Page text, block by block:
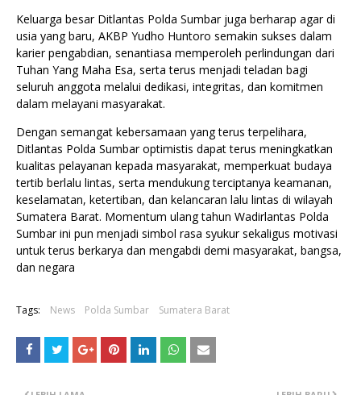
Keluarga besar Ditlantas Polda Sumbar juga berharap agar di
usia yang baru, AKBP Yudho Huntoro semakin sukses dalam
karier pengabdian, senantiasa memperoleh perlindungan dari
Tuhan Yang Maha Esa, serta terus menjadi teladan bagi
seluruh anggota melalui dedikasi, integritas, dan komitmen
dalam melayani masyarakat.
Dengan semangat kebersamaan yang terus terpelihara,
Ditlantas Polda Sumbar optimistis dapat terus meningkatkan
kualitas pelayanan kepada masyarakat, memperkuat budaya
tertib berlalu lintas, serta mendukung terciptanya keamanan,
keselamatan, ketertiban, dan kelancaran lalu lintas di wilayah
Sumatera Barat. Momentum ulang tahun Wadirlantas Polda
Sumbar ini pun menjadi simbol rasa syukur sekaligus motivasi
untuk terus berkarya dan mengabdi demi masyarakat, bangsa,
dan negara
Tags: News Polda Sumbar Sumatera Barat